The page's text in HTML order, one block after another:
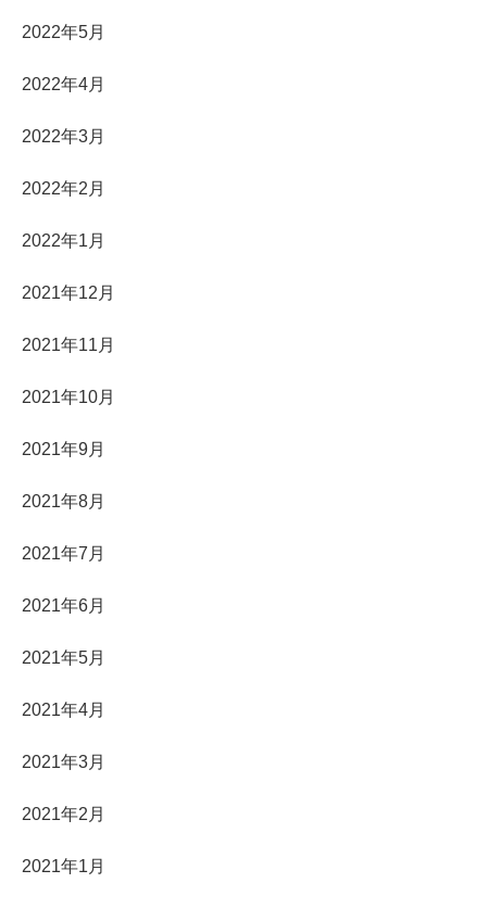
2022年5月
2022年4月
2022年3月
2022年2月
2022年1月
2021年12月
2021年11月
2021年10月
2021年9月
2021年8月
2021年7月
2021年6月
2021年5月
2021年4月
2021年3月
2021年2月
2021年1月